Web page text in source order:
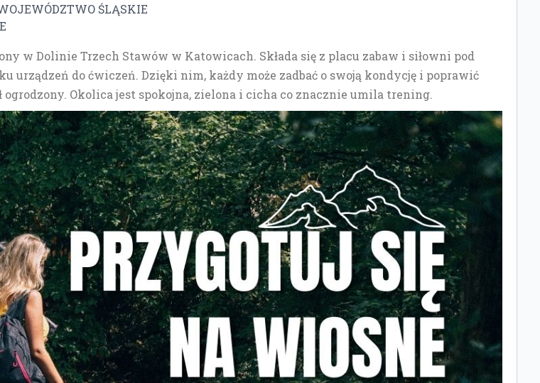
ŚLĄSKIE
w Dolinie Trzech Stawów w Katowicach. Składa się z placu zabaw i siłowni pod
urządzeń do ćwiczeń. Dzięki nim, każdy może zadbać o swoją kondycję i poprawić
ogrodzony. Okolica jest spokojna, zielona i cicha co znacznie umila trening.